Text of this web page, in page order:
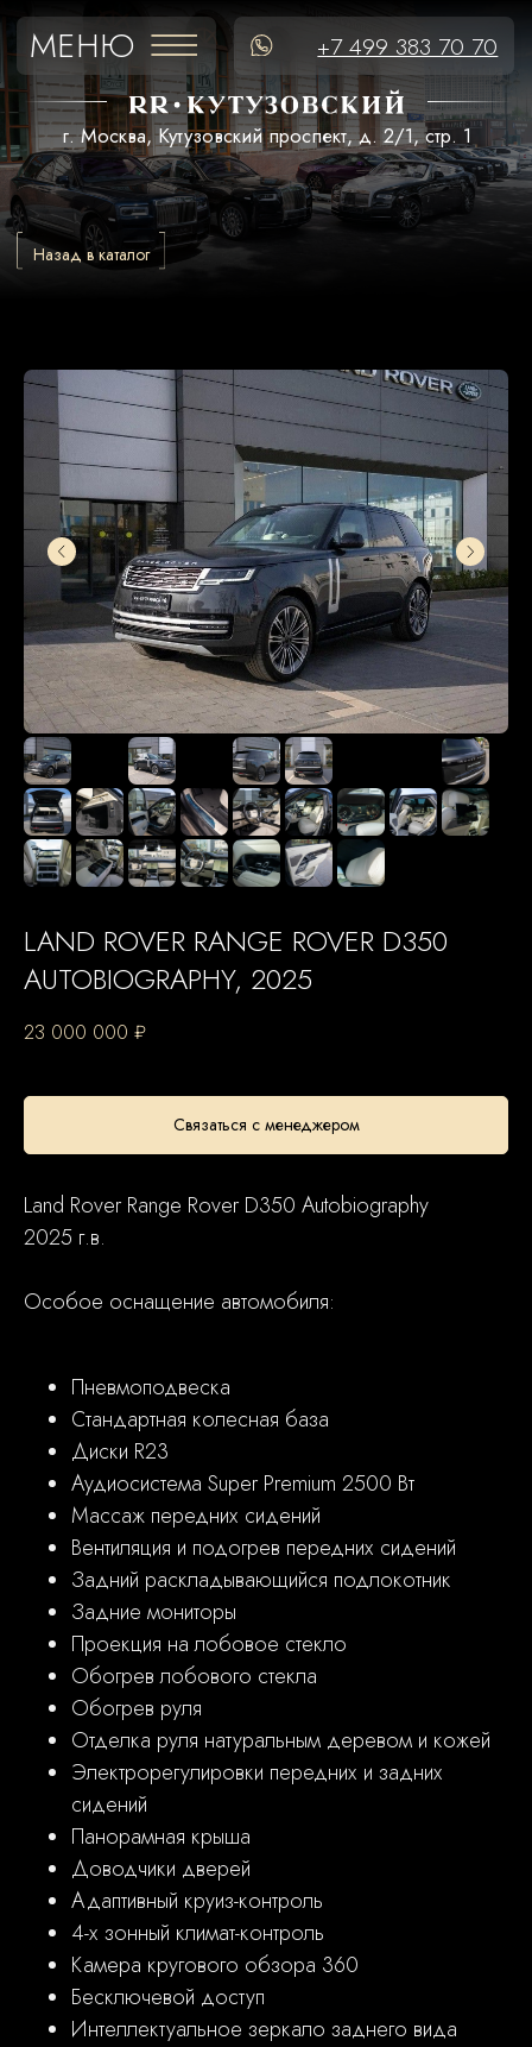
г. Москва, Кутузовский проспект, д. 2/1, стр. 1
МЕНЮ +7 499 383 70 70
Назад в каталог
LAND ROVER RANGE ROVER D350
AUTOBIOGRAPHY, 2025
23 000 000 ₽
Связаться с менеджером
Land Rover Range Rover D350 Autobiography
2025 г.в.
Особое оснащение автомобиля:
Пневмоподвеска
Стандартная колесная база
Диски R23
Аудиосистема Super Premium 2500 Вт
Массаж передних сидений
Вентиляция и подогрев передних сидений
Задний раскладывающийся подлокотник
Задние мониторы
Проекция на лобовое стекло
Обогрев лобового стекла
Обогрев руля
Отделка руля натуральным деревом и кожей
Электрорегулировки передних и задних
сидений
Панорамная крыша
Доводчики дверей
Адаптивный круиз-контроль
4-х зонный климат-контроль
Камера кругового обзора 360
Бесключевой доступ
Интеллектуальное зеркало заднего вида
СВЯЗАТЬСЯ С МЕНЕДЖЕРОМ
ОФИЦИАЛЬНЫЙ ДИЛЕР
ROLLS-ROYCE